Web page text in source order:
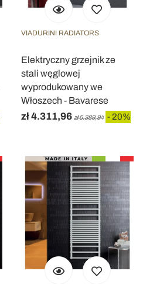
VIADURINI RADIATORS
Elektryczny grzejnik ze
stali węglowej
wyprodukowany we
Włoszech - Bavarese
zł 4.311,96 zł 5.389,94 - 20%